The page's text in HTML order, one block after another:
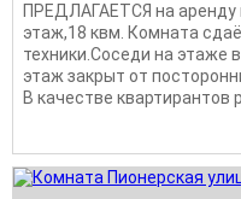
ПРЕДЛАГАЕТСЯ на аренду
этаж,18 квм. Комната
техники.Соседи на этаже
этаж закрыт от
В качестве квартирантов